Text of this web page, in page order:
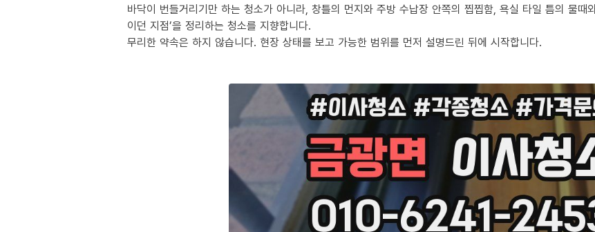
바닥이 번들거리기만 하는 청소가 아니라, 창틀의 먼지와 주방 수납장 안쪽의 찝찝함, 욕실 타일 틈의 물때
이던 지점’을 정리하는 청소를 지향합니다.
무리한 약속은 하지 않습니다. 현장 상태를 보고 가능한 범위를 먼저 설명드린 뒤에 시작합니다.